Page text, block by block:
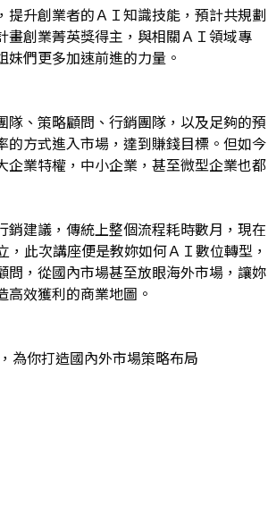
升創業者的ＡＩ知識技能，預計共規劃
創業菁英獎得主，與相關ＡＩ領域專
們更多加速前進的力量。
、策略顧問、行銷團隊，以及足夠的預
方式進入市場，達到賺錢目標。但如今
業特權，中小企業，甚至微型企業也都
建議，傳統上整個流程耗時數月，現在
此次講座便是教妳如何ＡＩ數位轉型，
，從國內市場甚至放眼海外市場，讓妳
效獲利的商業地圖。
為你打造國內外市場策略布局